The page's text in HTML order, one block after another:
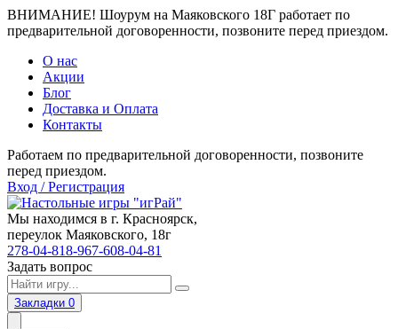
ВНИМАНИЕ! Шоурум на Маяковского 18Г работает по
предварительной договоренности, позвоните перед приездом.
О нас
Акции
Блог
Доставка и Оплата
Контакты
Работаем по предварительной договоренности, позвоните
перед приездом.
Вход / Регистрация
Мы находимся в г. Красноярск,
переулок Маяковского, 18г
278-04-818-967-608-04-81
Задать вопрос
Закладки 0